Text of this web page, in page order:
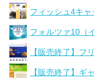
フィッシュ4キャ
フォルツァ10（
【販売終了】フ
【販売終了】ギ